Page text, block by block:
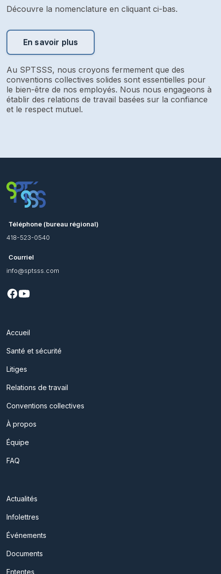
Découvre la nomenclature en cliquant ci-bas.
En savoir plus
Au SPTSSS, nous croyons fermement que des
conventions collectives solides sont essentielles pour
le bien-être de nos employés. Nous nous engageons à
établir des relations de travail basées sur la confiance
et le respect mutuel.
Téléphone (bureau régional)
418-523-0540
Courriel
info@sptsss.com
Accueil
Santé et sécurité
Litiges
Relations de travail
Conventions collectives
À propos
Équipe
FAQ
Actualités
Infolettres
Événements
Documents
Ententes